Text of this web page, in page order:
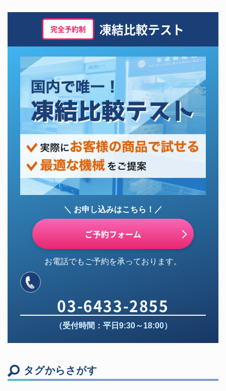
完全予約制 凍結比較テスト
＼ お申し込みはこちら！／
ご予約フォーム
お電話でもご予約を承っております。
03-6433-2855
（受付時間：平日9:30～18:00）
タグからさがす